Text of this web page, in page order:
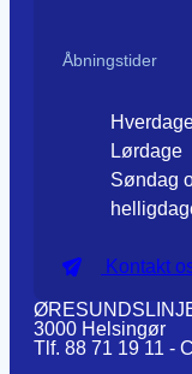
Åbningstider
Lørdage
Søndag
Kontakt
3000 Helsingør
Tlf. 88 71 19 11 -